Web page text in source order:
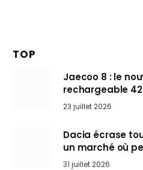
TOP
Jaecoo 8 : le
rechargeable
arrive en Europe
23 juillet 2026
Dacia écrase
un marché où
31 juillet 2026